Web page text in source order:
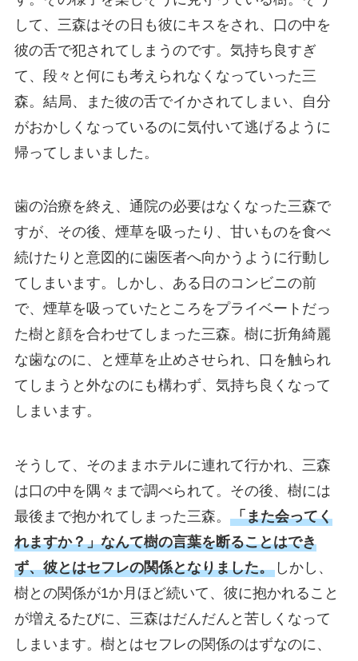
して、三森はその日も彼にキスをされ、口の中を
彼の舌で犯されてしまうのです。気持ち良すぎ
て、段々と何にも考えられなくなっていった三
森。結局、また彼の舌でイかされてしまい、自分
がおかしくなっているのに気付いて逃げるように
帰ってしまいました。
歯の治療を終え、通院の必要はなくなった三森で
すが、その後、煙草を吸ったり、甘いものを食べ
続けたりと意図的に歯医者へ向かうように行動し
てしまいます。しかし、ある日のコンビニの前
で、煙草を吸っていたところをプライベートだっ
た樹と顔を合わせてしまった三森。樹に折角綺麗
な歯なのに、と煙草を止めさせられ、口を触られ
てしまうと外なのにも構わず、気持ち良くなって
しまいます。
そうして、そのままホテルに連れて行かれ、三森
は口の中を隅々まで調べられて。その後、樹には
最後まで抱かれてしまった三森。 「また会ってく
れますか？」なんて樹の言葉を断ることはでき
ず、彼とはセフレの関係となりました。しかし、
樹との関係が1か月ほど続いて、彼に抱かれること
が増えるたびに、三森はだんだんと苦しくなって
しまいます。樹とはセフレの関係のはずなのに、